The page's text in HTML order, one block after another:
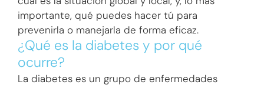
importante, qué puedes hacer tú para
prevenirla o manejarla de forma eficaz.
¿Qué es la diabetes y por qué
ocurre?
La diabetes es un grupo de enfermedades